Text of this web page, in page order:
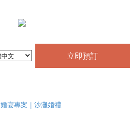
立即預訂
婚宴專案｜沙灘婚禮